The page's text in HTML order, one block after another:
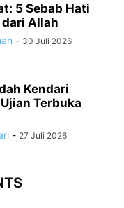
5 Sebab Hati
Allah
- 30 Juli 2026
Kendari
Terbuka
- 27 Juli 2026